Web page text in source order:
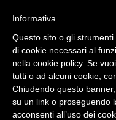
DESIGN
EVENTI
MOBILE
PROMOZIONI
Informativa
Questo sito o gli
di cookie necessari al
nella cookie policy. Se
tutti o ad alcuni cookie,
Chiudendo questo
su un link o proseguendo
acconsenti all’uso dei